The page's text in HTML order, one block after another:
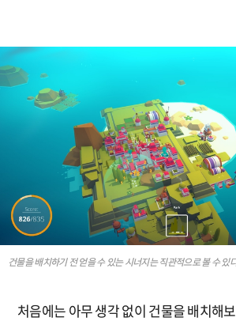
건물을 배치하기 전 얻을 수 있는 시너지는 직관적으로 볼 수
처음에는 아무 생각 없이 건물을 배치해